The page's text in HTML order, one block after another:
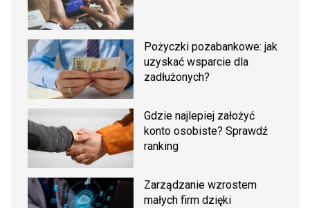
Pożyczki pozabankowe: jak
uzyskać wsparcie dla
zadłużonych?
Gdzie najlepiej założyć
konto osobiste? Sprawdź
ranking
Zarządzanie wzrostem
małych firm dzięki